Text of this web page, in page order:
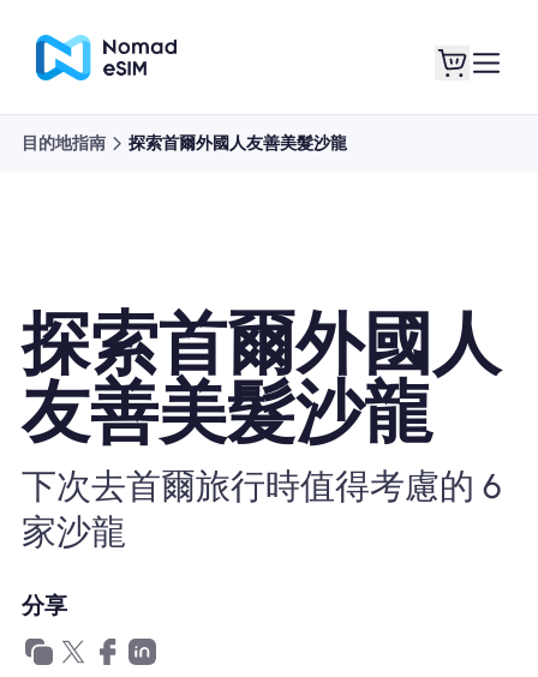
購買計劃
關於eSIM
為什麼選擇Nomad eSIM
使用 eSIM
目的地指南 探索首爾外國人友善美髮沙龍
探索首爾外國人
友善美髮沙龍
下次去首爾旅行時值得考慮的 6
家沙龍
分享